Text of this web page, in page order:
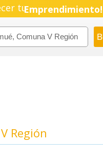
tu
Emprendimiento!
Región